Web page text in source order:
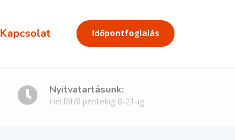
Kapcsolat Időpontfoglalás
Nyitvatartásunk:
Hétfőtől péntekig 8-21-ig